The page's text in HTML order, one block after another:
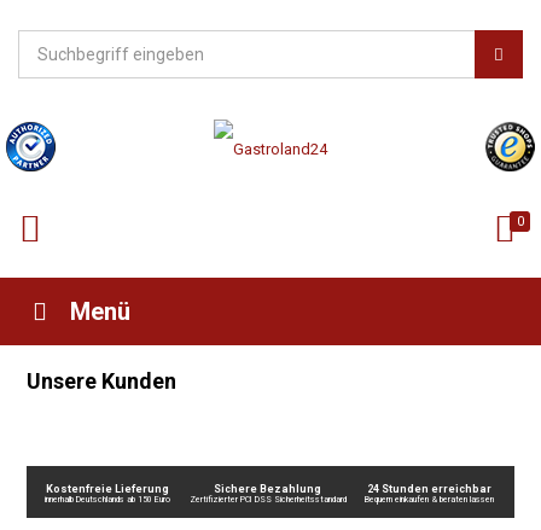
0
Menü
Unsere Kunden
Kostenfreie Lieferung
innerhalb Deutschlands ab 150 Euro
Sichere Bezahlung
Zertifizierter PCI DSS Sicherheitsstandard
24 Stunden erreichbar
Bequem einkaufen & beraten lassen